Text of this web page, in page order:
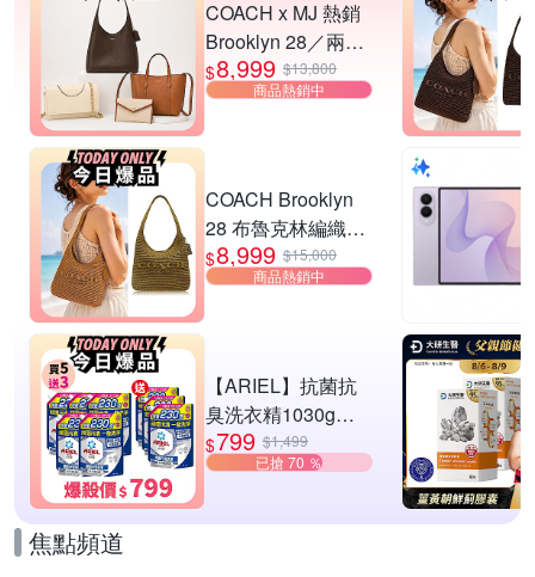
COACH x MJ 熱銷
Brooklyn 28／兩用
／斜背包均一價-多
款可選
$8,999 $13,800
商品熱銷中
COACH Brooklyn
28 布魯克林編織款
單肩包-橄欖綠
$8,999 $15,000
商品熱銷中
【ARIEL】抗菌抗
臭洗衣精1030g補
充包 X8 (抗菌去漬/
室內晾曬) 兩款任選
$799 $1,499
已搶 70 ％
焦點頻道